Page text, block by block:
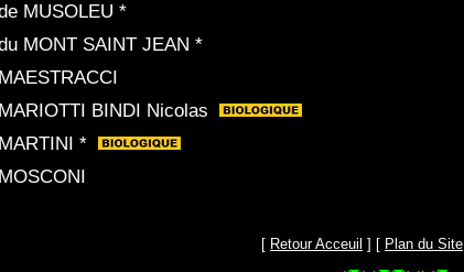
MUSOLEU *
MONT SAINT JEAN *
BINDI Nicolas
*
[ Retour Acceuil ] [ Plan du Site